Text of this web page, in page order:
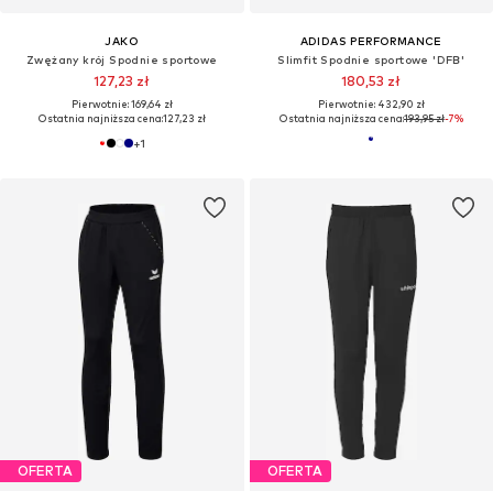
JAKO
Zwężany krój Spodnie sportowe
127,23 zł
Pierwotnie: 169,64 zł
Ostatnia najniższa cena:127,23 zł
+1
ADIDAS PERFORMANCE
Slimfit Spodnie sportowe 'DFB'
180,53 zł
Pierwotnie: 432,90 zł
Ostatnia najniższa cena:193,95 zł-7%
OFERTA OFERTA